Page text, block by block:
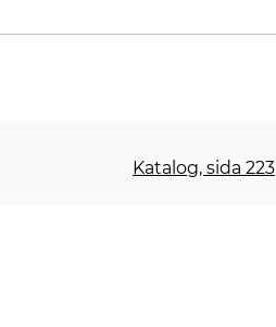
Katalog, sida 223